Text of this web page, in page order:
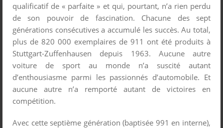
qualificatif de « parfaite » et qui, pourtant, n’a rien perdu
de son pouvoir de fascination. Chacune des sept
générations consécutives a accumulé les succès. Au total,
plus de 820 000 exemplaires de 911 ont été produits à
Stuttgart-Zuffenhausen depuis 1963. Aucune autre
voiture de sport au monde n’a suscité autant
d’enthousiasme parmi les passionnés d’automobile. Et
aucune autre n’a remporté autant de victoires en
compétition.
Avec cette septième génération (baptisée 991 en interne),